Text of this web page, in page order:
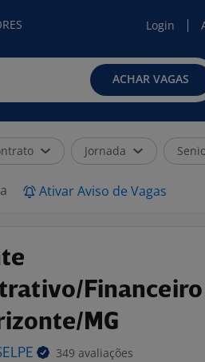
Login
ACHAR VAGAS
Jornada
Ativar Aviso de Vagas
MG
349 avaliações